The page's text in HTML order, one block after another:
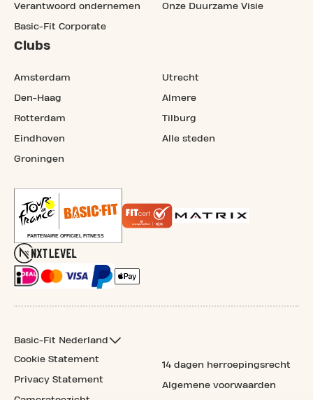
Verantwoord ondernemen
Basic-Fit Corporate
Onze Duurzame Visie
Clubs
Amsterdam
Den-Haag
Rotterdam
Eindhoven
Groningen
Utrecht
Almere
Tilburg
Alle steden
Basic-Fit Nederland
Cookie Statement
Privacy Statement
14 dagen herroepingsrecht
Algemene voorwaarden